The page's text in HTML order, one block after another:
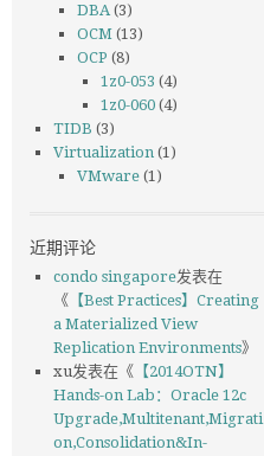
DBA(3)
OCM (13)
OCP (8)
1z0-053 (4)
1z0-060 (4)
TIDB (3)
Virtualization (1)
VMware (1)
近期评论
condo singapore发表在
《 【Best Practices】Creating
a Materialized View
Replication Environments》
xu发表在《 【2014OTN】
Hands-on Lab：Oracle 12c
Upgrade,Multitenant,Migrati
on,Consolidation&In-